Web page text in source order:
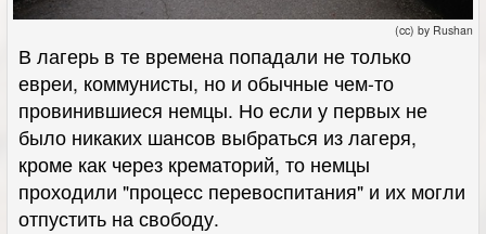
(cc) by Rushan
В лагерь в те времена попадали не только
евреи, коммунисты, но и обычные чем-то
провинившиеся немцы. Но если у первых не
было никаких шансов выбраться из лагеря,
кроме как через крематорий, то немцы
проходили "процесс перевоспитания" и их могли
отпустить на свободу.